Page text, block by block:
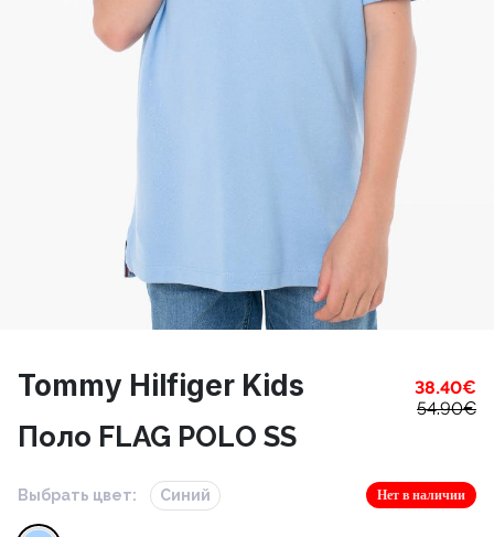
Tommy Hilfiger Kids 38.40€
54.90€
Поло FLAG POLO SS
Выбрать цвет: Синий Нет в наличии